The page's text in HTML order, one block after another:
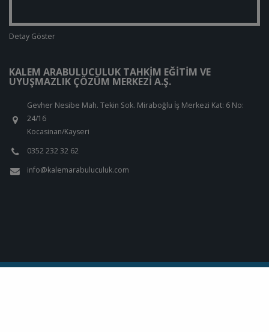
Detay Göster
KALEM ARABULUCULUK TAHKIM EĞITIM VE
UYUŞMAZLIK ÇÖZÜM MERKEZI A.Ş.
Gevher Nesibe Mah. Tekin Sok. Miraboğlu İş Merkezi Kat: 6 No:
24/16
Kocasinan/Kayseri
0352 232 32 62
info@kalemarabuluculuk.com